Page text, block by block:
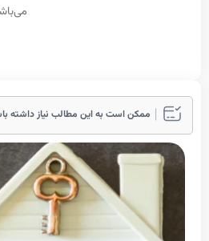
است به این مطالب نیاز داشته باشید